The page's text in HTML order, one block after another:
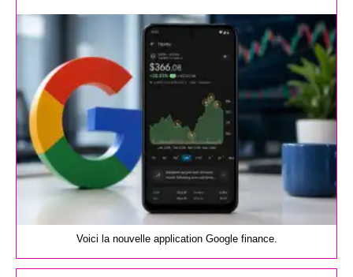
la
publication :
Voici la nouvelle application Google finance.